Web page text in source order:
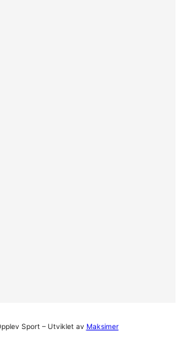
Sport – Utviklet av Maksimer